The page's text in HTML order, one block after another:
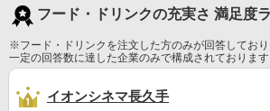
フード・ドリンクの充実さ 満足度
※フード・ドリンクを注文した方のみが回答してお
一定の回答数に達した企業のみで構成されております
イオンシネマ長久手